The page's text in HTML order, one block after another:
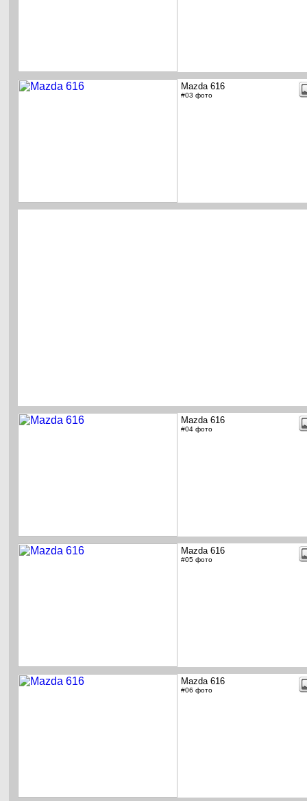
Mazda 616
#03 фото
Mazda 616
#04 фото
Mazda 616
#05 фото
Mazda 616
#06 фото